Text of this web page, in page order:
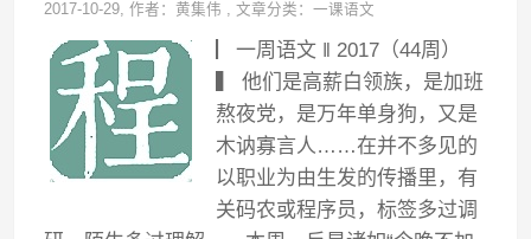
2017-10-29, 作者：黄集伟 ,文章分类：一课语文
▏一周语文 ‖ 2017（44周）
▍ 他们是高薪白领族，是加班
熬夜党，是万年单身狗，又是
木讷寡言人……在并不多见的
以职业为由生发的传播里，有
关码农或程序员，标签多过调